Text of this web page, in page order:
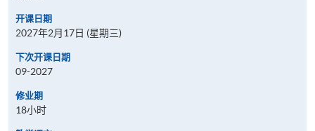
开课日期
2027年2月17日 (星期三)
下次开课日期
09-2027
修业期
18小时